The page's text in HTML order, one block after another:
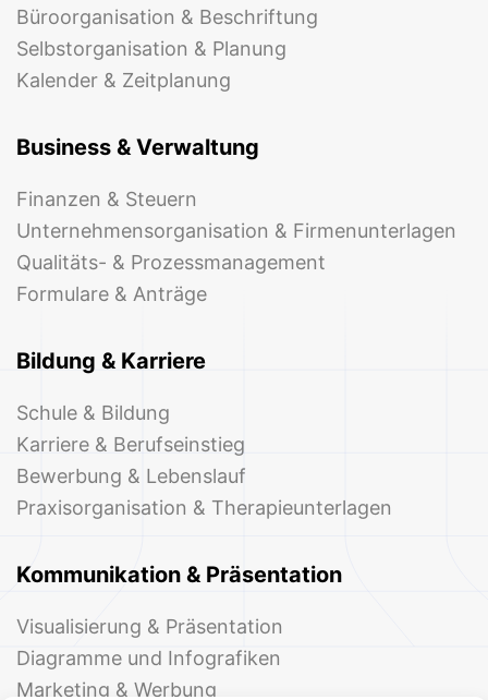
Büroorganisation & Beschriftung
Selbstorganisation & Planung
Kalender & Zeitplanung
Business & Verwaltung
Finanzen & Steuern
Unternehmensorganisation & Firmenunterlagen
Qualitäts- & Prozessmanagement
Formulare & Anträge
Bildung & Karriere
Schule & Bildung
Karriere & Berufseinstieg
Bewerbung & Lebenslauf
Praxisorganisation & Therapieunterlagen
Kommunikation & Präsentation
Visualisierung & Präsentation
Diagramme und Infografiken
Marketing & Werbung